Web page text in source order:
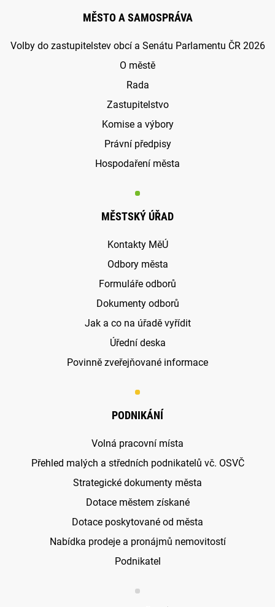
MĚSTO A SAMOSPRÁVA
Volby do zastupitelstev obcí a Senátu Parlamentu ČR 2026
O městě
Rada
Zastupitelstvo
Komise a výbory
Právní předpisy
Hospodaření města
MĚSTSKÝ ÚŘAD
Kontakty MěÚ
Odbory města
Formuláře odborů
Dokumenty odborů
Jak a co na úřadě vyřídit
Úřední deska
Povinně zveřejňované informace
PODNIKÁNÍ
Volná pracovní místa
Přehled malých a středních podnikatelů vč. OSVČ
Strategické dokumenty města
Dotace městem získané
Dotace poskytované od města
Nabídka prodeje a pronájmů nemovitostí
Podnikatel